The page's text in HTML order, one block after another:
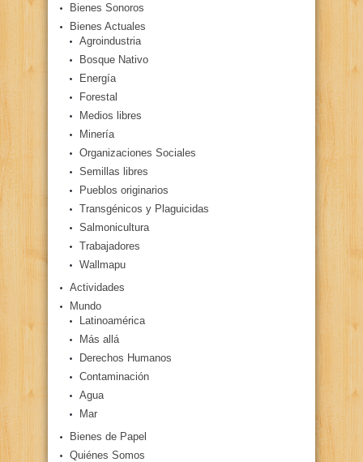
Bienes Sonoros
Bienes Actuales
Agroindustria
Bosque Nativo
Energía
Forestal
Medios libres
Minería
Organizaciones Sociales
Semillas libres
Pueblos originarios
Transgénicos y Plaguicidas
Salmonicultura
Trabajadores
Wallmapu
Actividades
Mundo
Latinoamérica
Más allá
Derechos Humanos
Contaminación
Agua
Mar
Bienes de Papel
Quiénes Somos